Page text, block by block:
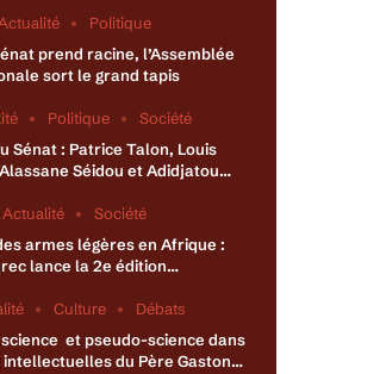
Politique
prend racine, l’Assemblée
sort le grand tapis
Politique
Société
Sénat : Patrice Talon, Louis
Séidou et Adidjatou…
Actualité
Société
armes légères en Afrique :
lance la 2e édition…
Culture
Débats
et pseudo-science dans
du Père Gaston…